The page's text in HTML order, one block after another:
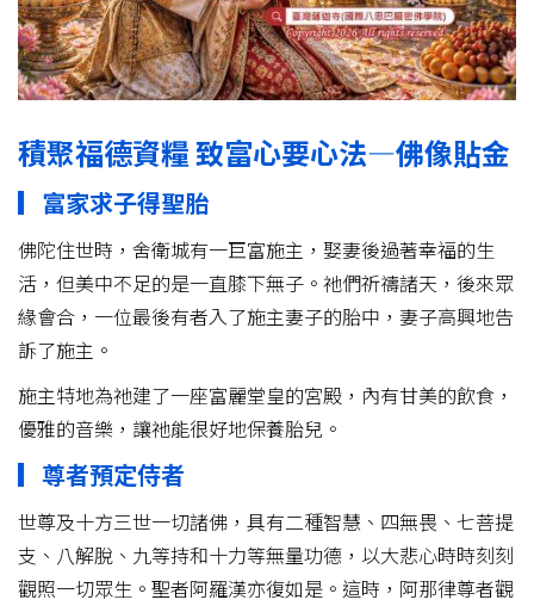
積聚福德資糧 致富心要心法—佛像貼金
▎富家求子得聖胎
佛陀住世時，舍衛城有一巨富施主，娶妻後過著幸福的生
活，但美中不足的是一直膝下無子。祂們祈禱諸天，後來眾
緣會合，一位最後有者入了施主妻子的胎中，妻子高興地告
訴了施主。
施主特地為祂建了一座富麗堂皇的宮殿，內有甘美的飲食，
優雅的音樂，讓祂能很好地保養胎兒。
▎尊者預定侍者
世尊及十方三世一切諸佛，具有二種智慧、四無畏、七菩提
支、八解脫、九等持和十力等無量功德，以大悲心時時刻刻
觀照一切眾生。聖者阿羅漢亦復如是。這時，阿那律尊者觀